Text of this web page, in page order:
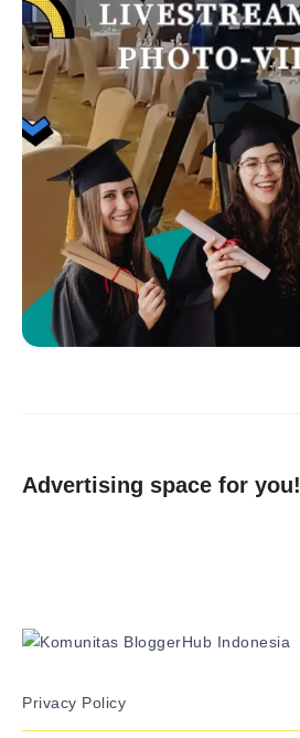
Advertising space for you!
Privacy Policy